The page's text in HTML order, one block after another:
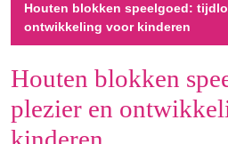
Houten blokken speelgoed:
ontwikkeling voor kinderen
Houten blokken
plezier en